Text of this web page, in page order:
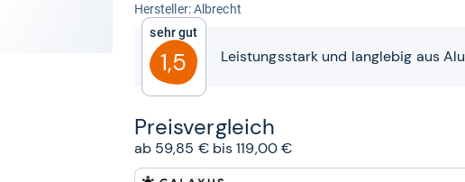
von
Sternen
Her­stel­ler: Albrecht
Sehr gut
1,5 Leistungsstark und langlebig aus
Preis­ver­gleich
ab 59,85 € bis 119,00 €